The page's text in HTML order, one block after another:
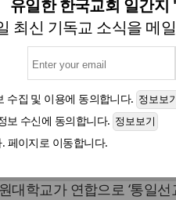
유일한 한국교회 일간지
최신 기독교 소식을 메
수집 및 이용에 동의합니다.
보 수신에 동의합니다.
페이지로 이동합니다.
사랑'으로
·합신대 연합 통일선교
혜 기자] 지난 4일 낮 밀알
대학교가 연합으로 ‘통일선